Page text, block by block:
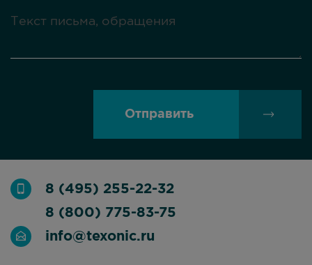
Отправить
8 (495) 255-22-32
8 (800) 775-83-75
info@texonic.ru